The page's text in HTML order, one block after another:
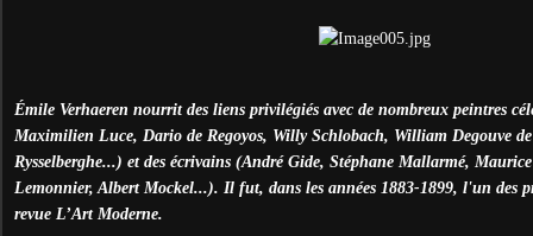
Émile Verhaeren nourrit des liens privilégiés avec de nombreux peintres
Maximilien Luce, Dario de Regoyos, Willy Schlobach, William Degouve
Rysselberghe...) et des écrivains (André Gide, Stéphane Mallarmé,
Lemonnier, Albert Mockel...). Il fut, dans les années 1883-1899, l'un des
revue L’Art Moderne.